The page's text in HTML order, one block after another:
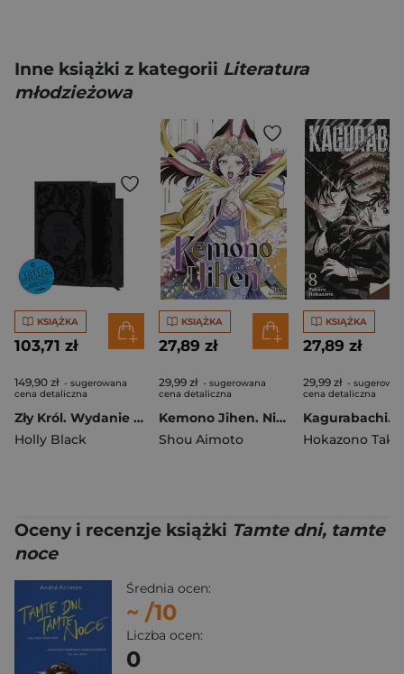
Inne książki z kategorii Literatura
młodzieżowa
KSIĄŻKA
103,71 zł
149,90 zł - sugerowana
cena detaliczna
Zły Król. Wydanie specjalne
Holly Black
KSIĄŻKA
27,89 zł
29,99 zł - sugerowana
cena detaliczna
Kemono Jihen. Niesamowite zdarzenia. Tom 19
Shou Aimoto
KSIĄŻKA
27,89 zł
29,99 zł -
cena detaliczna
Hokazono
Oceny i recenzje książki Tamte dni, tamte
noce
Średnia ocen:
~ /10
Liczba ocen:
0